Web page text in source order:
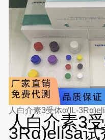
人白介素3受体α(IL-
人白介素3
3Rα)elisa试